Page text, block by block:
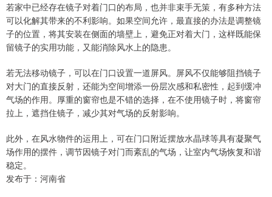
若家中已经存在镜子对着门口的布局，也并非束手无策，有多种方法
可以化解其带来的不利影响。如果空间允许，最直接的办法是调整镜
子的位置，将其安装在侧面的墙壁上，避免正对着大门，这样既能保
留镜子的实用功能，又能消除风水上的隐患。
若无法移动镜子，可以在门口设置一道屏风。屏风不仅能够阻挡镜子
对大门的直接反射，还能为空间增添一份层次感和私密性，起到缓冲
气场的作用。厚重的窗帘也是不错的选择，在不使用镜子时，将窗帘
拉上，遮挡住镜子，减少其对气场的反射影响。
此外，在风水物件的运用上，可在门口附近摆放水晶球等具有凝聚气
场作用的摆件，调节因镜子对门而紊乱的气场，让室内气场恢复和谐
稳定。
发布于：河南省